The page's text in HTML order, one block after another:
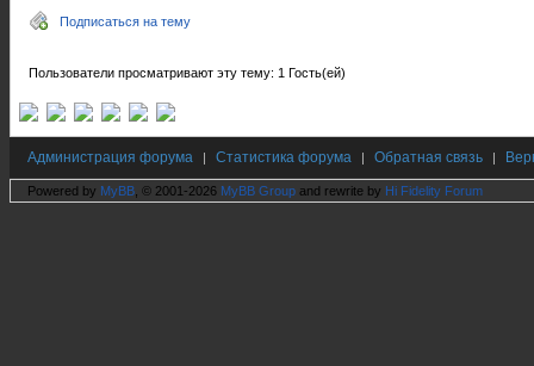
Подписаться на тему
Пользователи просматривают эту тему: 1 Гость(ей)
Администрация форума | Статистика форума | Обратная связь |
Powered by MyBB , © 2001-2026 MyBB Group and rewrite by Hi Fidelity Forum